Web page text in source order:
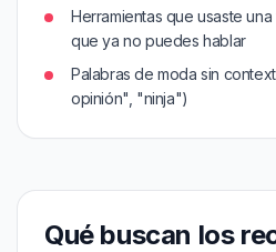
Herramientas que usaste
que ya no puedes hablar
Palabras de moda sin
opinión", "ninja")
Qué buscan los